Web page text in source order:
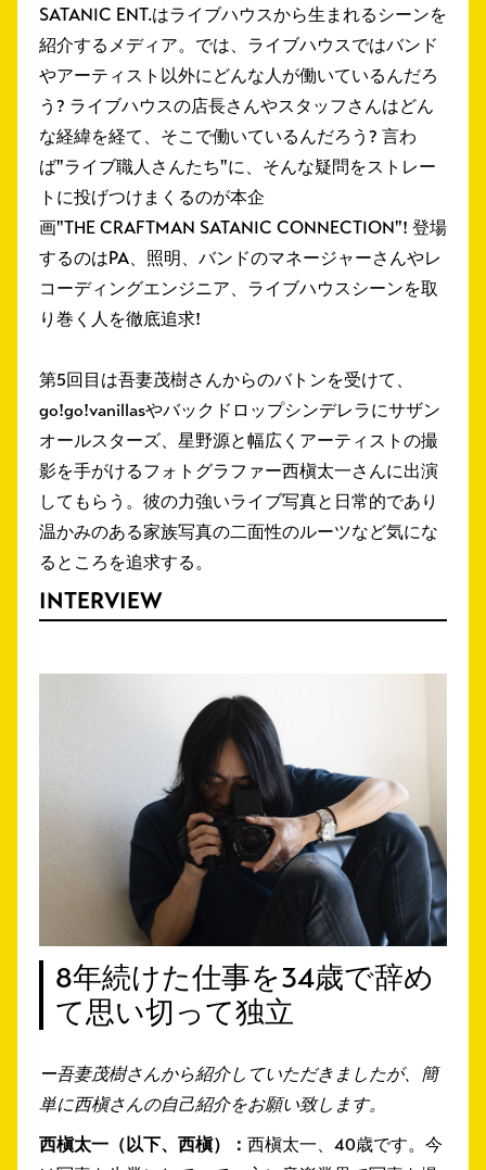
SATANIC ENT.はライブハウスから生まれるシーンを
紹介するメディア。では、ライブハウスではバンド
やアーティスト以外にどんな人が働いているんだろ
う? ライブハウスの店長さんやスタッフさんはどん
な経緯を経て、そこで働いているんだろう? 言わ
ば"ライブ職人さんたち"に、そんな疑問をストレー
トに投げつけまくるのが本企
画"THE CRAFTMAN SATANIC CONNECTION"! 登場
するのはPA、照明、バンドのマネージャーさんやレ
コーディングエンジニア、ライブハウスシーンを取
り巻く人を徹底追求!
第5回目は吾妻茂樹さんからのバトンを受けて、
go!go!vanillasやバックドロップシンデレラにサザン
オールスターズ、星野源と幅広くアーティストの撮
影を手がけるフォトグラファー西槇太一さんに出演
してもらう。彼の力強いライブ写真と日常的であり
温かみのある家族写真の二面性のルーツなど気にな
るところを追求する。
INTERVIEW
8年続けた仕事を34歳で辞め
て思い切って独立
ー吾妻茂樹さんから紹介していただきましたが、簡
単に西槇さんの自己紹介をお願い致します。
西槇太一（以下、西槇）： 西槇太一、40歳です。今